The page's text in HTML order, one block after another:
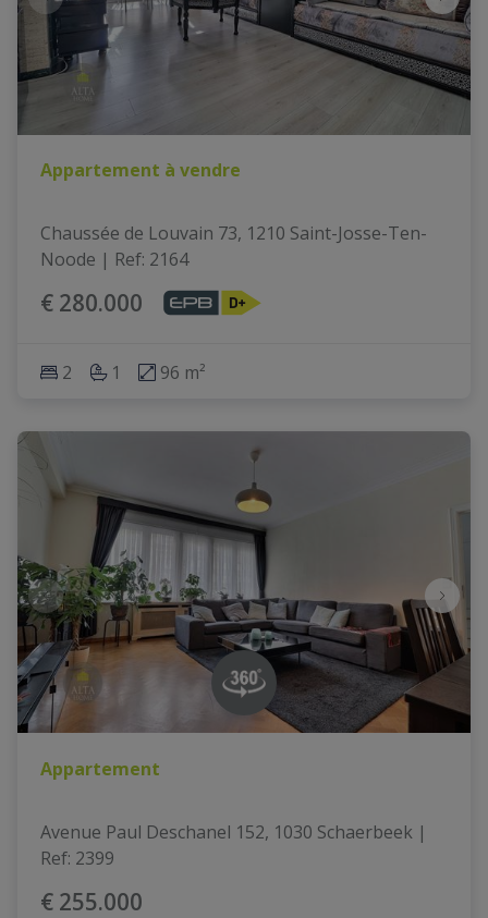
Appartement à vendre
Chaussée de Louvain 73, 1210 Saint-Josse-Ten-
Noode | Ref: 2164
€ 280.000
2 1 96 m²
Appartement
Avenue Paul Deschanel 152, 1030 Schaerbeek |
Ref: 2399
€ 255.000